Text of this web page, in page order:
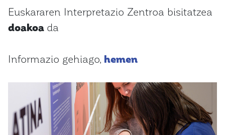
Euskararen Interpretazio Zentroa bisitatzea
doakoa da
Informazio gehiago, hemen